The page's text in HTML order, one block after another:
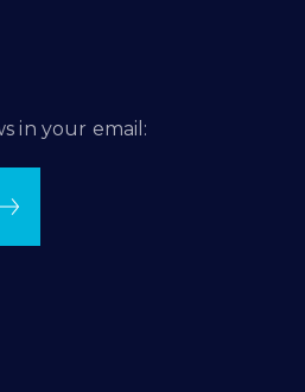
in your email: